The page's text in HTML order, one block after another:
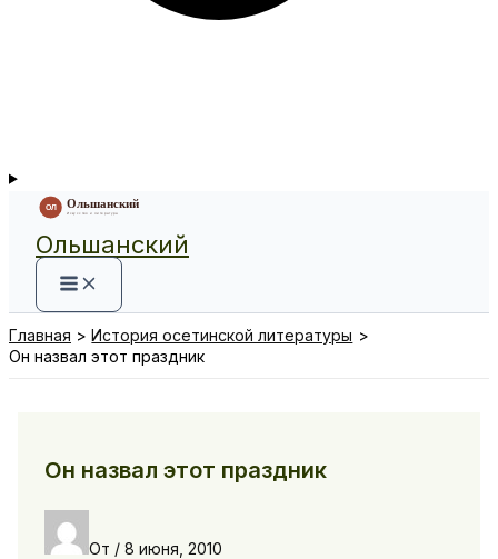
Ольшанский
Главная
История осетинской литературы
Он назвал этот праздник
Он назвал этот праздник
От / 8 июня, 2010